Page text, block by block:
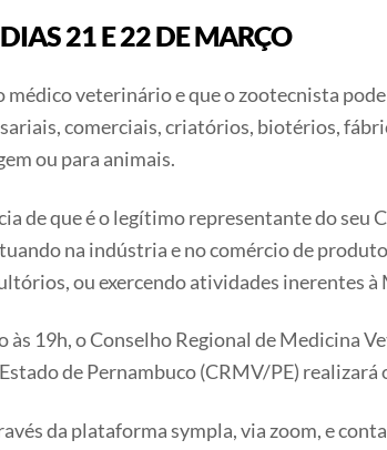
21 E 22 DE MARÇO
médico veterinário e que o zootecnista
comerciais, criatórios, biotérios,
ou para animais.
de que é o legítimo representante do
na indústria e no comércio de
ou exercendo atividades inerentes
às 19h, o Conselho Regional de Medicina
de Pernambuco (CRMV/PE)
da plataforma sympla, via zoom, e